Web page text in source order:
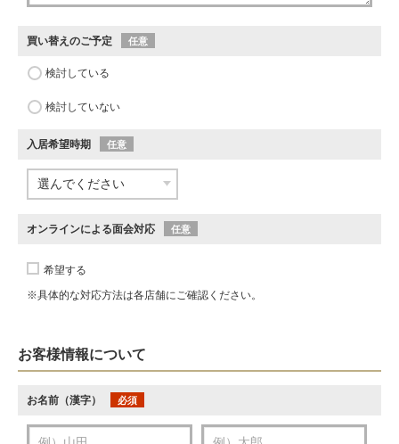
買い替えのご予定 任意
検討している
検討していない
入居希望時期 任意
オンラインによる面会対応 任意
希望する
※具体的な対応方法は各店舗にご確認ください。
お客様情報について
お名前（漢字） 必須